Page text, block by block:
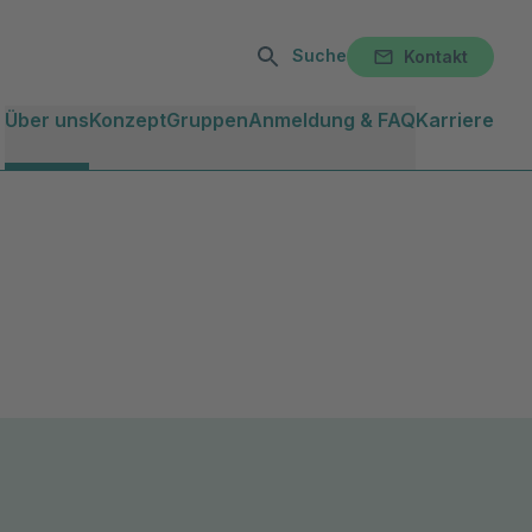
Suche Kontakt
Über unsKonzeptGruppenAnmeldung & FAQKarriere